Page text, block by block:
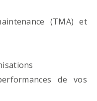
(TMA) et
de vos